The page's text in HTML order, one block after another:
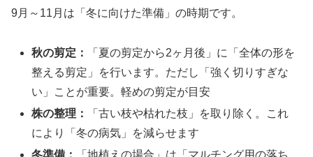
9月～11月は「冬に向けた準備」の時期です。
秋の剪定：
「夏の剪定から2ヶ月後」に「全体の形を
整える剪定」を行います。ただし「強く切りすぎな
い」ことが重要。軽めの剪定が目安
株の整理：
「古い枝や枯れた枝」を取り除く。これ
により「冬の病気」を減らせます